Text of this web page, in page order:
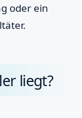
oder ein
liegt?